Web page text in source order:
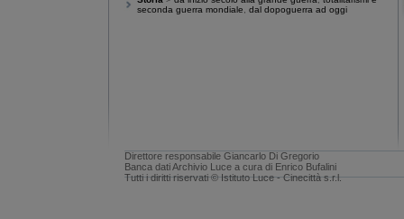
Direttore responsabile Giancarlo Di Gregorio
Banca dati Archivio Luce a cura di Enrico Bufalini
Tutti i diritti riservati © Istituto Luce - Cinecittà s.r.l.